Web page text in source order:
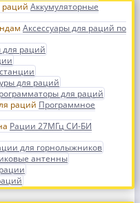
Аккумуляторные
Аксессуары для раций по
раций
для раций
для раций
Программное
Рации 27МГц СИ-БИ
для горнолыжников
антенны